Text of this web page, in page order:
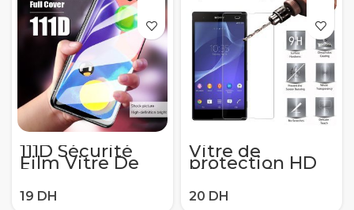
111D Sécurité
Film Vitre De
Protection pour
Galaxy M40
M30S M30 M20
Vitre de
protection HD
9H pour Sony
Xperia XZ3 XZ2
XZ1 compacte